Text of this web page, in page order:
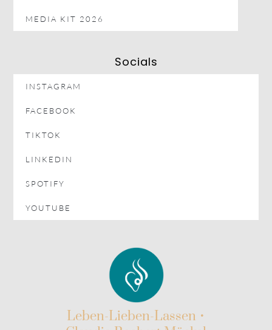
Leben-Lieben-Lassen •
MEDIA KIT 2026
Socials
INSTAGRAM
FACEBOOK
TIKTOK
LINKEDIN
SPOTIFY
YOUTUBE